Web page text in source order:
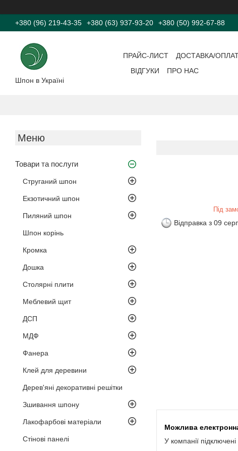
+380 (96) 219-43-35 +380 (63) 937-93-20 +380 (50) 992-67-88
Шпон в Україні
ПРАЙС-ЛИСТ ДОСТАВКА/
ВІДГУКИ
ПРО НАС
Товари та послуги
Струганий шпон
Екзотичний шпон
Пиляний шпон
Шпон корінь
Кромка
Дошка
Столярні плити
Меблевий щит
ДСП
МДФ
Фанера
Клей для деревини
Дерев'яні декоративні решітки
Зшивання шпону
Лакофарбові матеріали
Стінові панелі
Під
Відправка з 09
У компанії